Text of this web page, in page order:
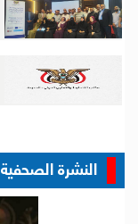
النشرة الصحفية